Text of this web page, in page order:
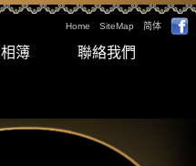
Home SiteMap 简体
相簿 聯絡我們